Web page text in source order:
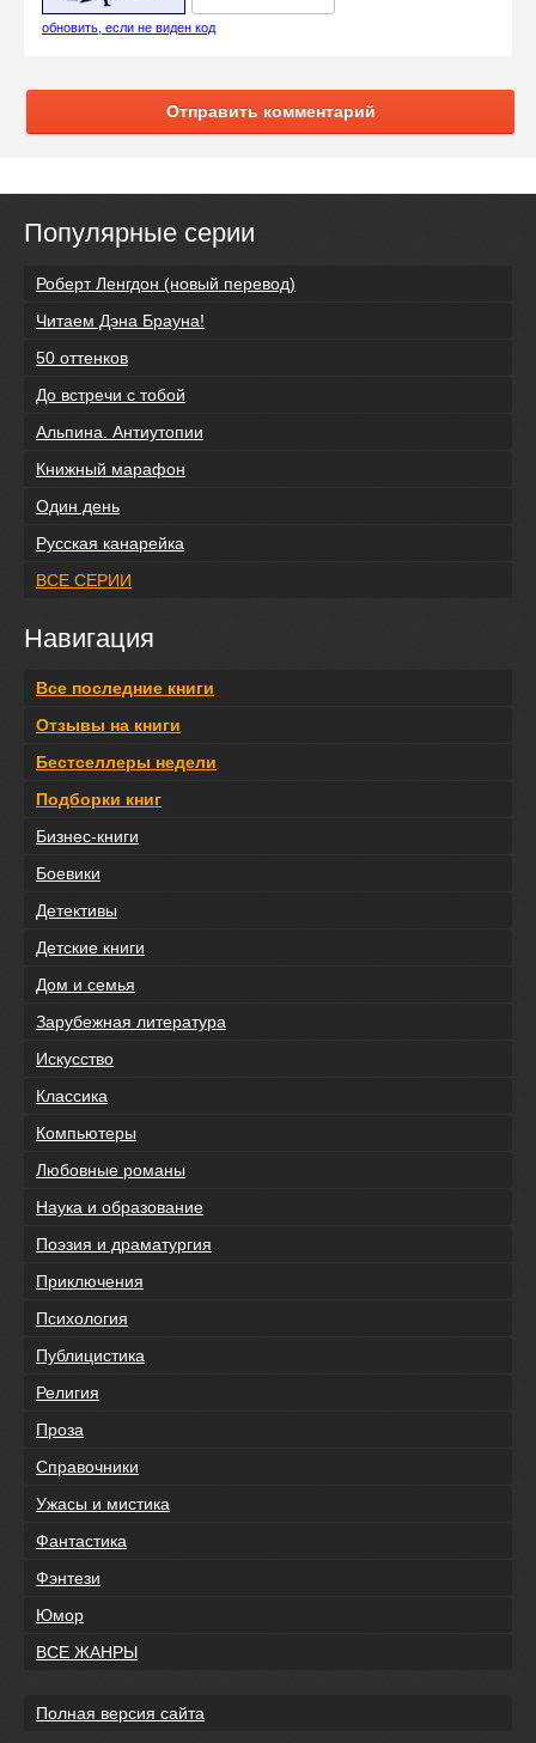
обновить, если не виден код
Отправить комментарий
Популярные серии
Роберт Ленгдон (новый перевод)
Читаем Дэна Брауна!
50 оттенков
До встречи с тобой
Альпина. Антиутопии
Книжный марафон
Один день
Русская канарейка
ВСЕ СЕРИИ
Навигация
Все последние книги
Отзывы на книги
Бестселлеры недели
Подборки книг
Бизнес-книги
Боевики
Детективы
Детские книги
Дом и семья
Зарубежная литература
Искусство
Классика
Компьютеры
Любовные романы
Наука и образование
Поэзия и драматургия
Приключения
Психология
Публицистика
Религия
Проза
Справочники
Ужасы и мистика
Фантастика
Фэнтези
Юмор
ВСЕ ЖАНРЫ
Полная версия сайта